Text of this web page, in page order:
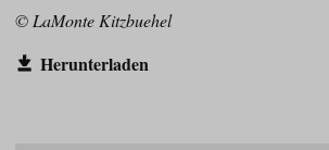
© LaMonte Kitzbuehel
Herunterladen